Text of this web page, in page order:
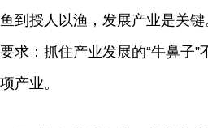
到授人以渔，发展产业是关
求：抓住产业发展的“牛鼻子
产业。